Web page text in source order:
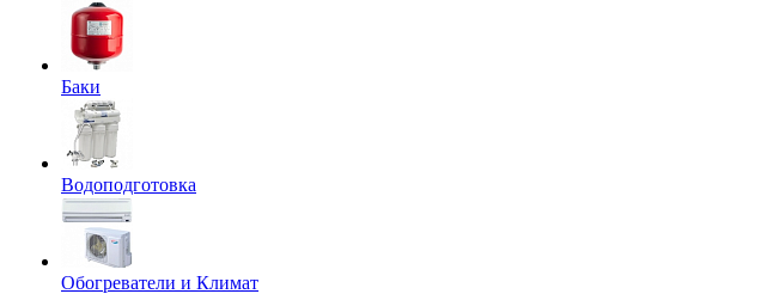
Баки
Водоподготовка
Обогреватели и Климат